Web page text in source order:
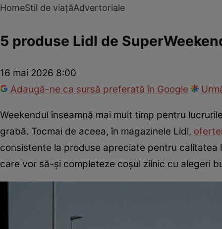
HomeStil de viațăAdvertoriale
5 produse Lidl de
16 mai 2026 8:00
Adaugă-ne ca sursă preferată în Google
Weekendul înseamnă mai mult timp pentru
grabă. Tocmai de aceea, în magazinele Lidl,
consistente la produse apreciate pentru
care vor să-și completeze coșul zilnic cu alegeri